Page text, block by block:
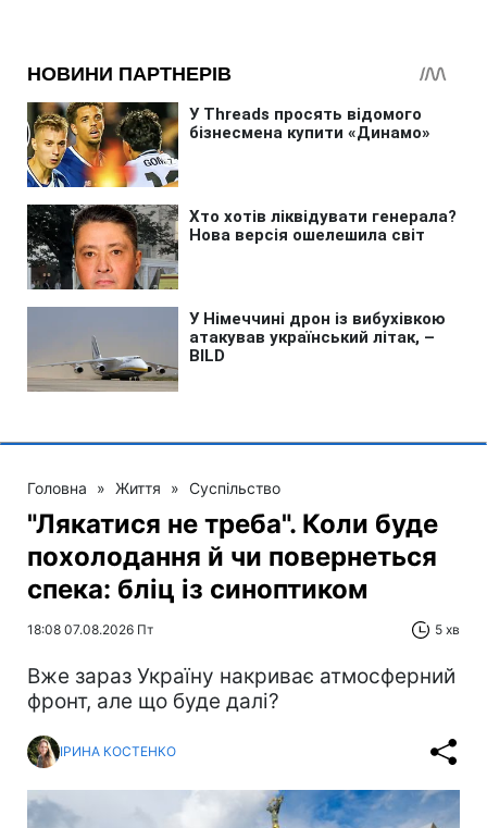
Головна » Життя » Суспільство
"Лякатися не треба". Коли буде
похолодання й чи повернеться
спека: бліц із синоптиком
18:08 07.08.2026 Пт 5 хв
Вже зараз Україну накриває атмосферний
фронт, але що буде далі?
ІРИНА КОСТЕНКО